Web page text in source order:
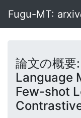
Fugu-MT: arxiv
論文の概
Language
Few-shot